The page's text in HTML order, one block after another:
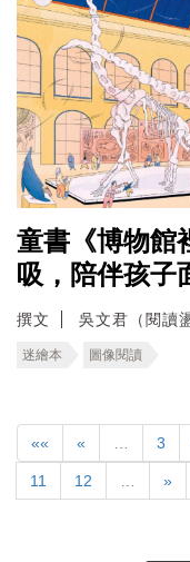
童書《博物館
吸，陪伴孩子
撰文 吳文君（閱讀
迷繪本 圖像閱讀
«« « 3
11 12 »